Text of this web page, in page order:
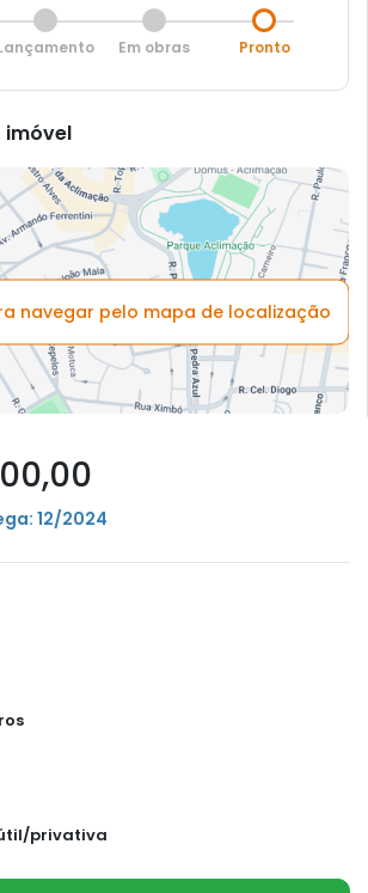
Em obras Pronto
imóvel
navegar pelo mapa de localização
12/2024
privativa